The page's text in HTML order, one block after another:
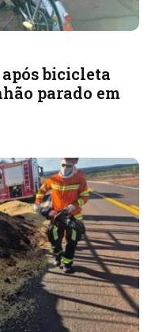
bicicleta
parado em